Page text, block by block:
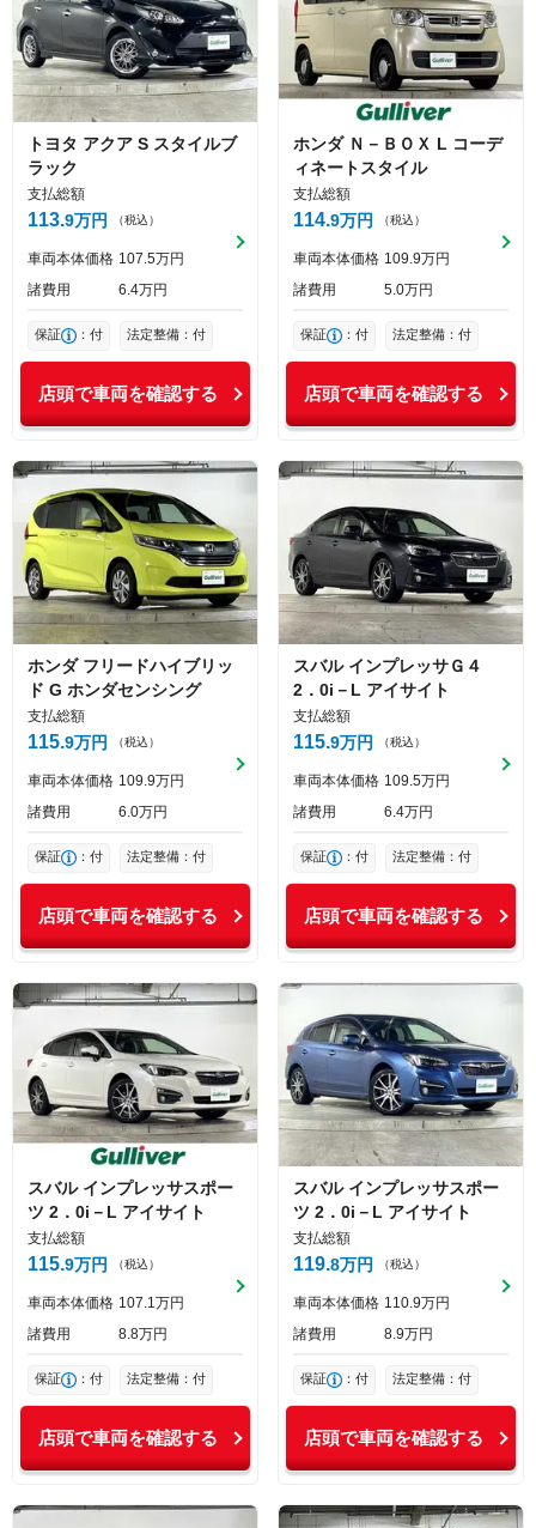
トヨタ アクア S スタイルブ
ラック
支払総額
113 9万円 （税込）
車両本体価格 107 5万円
諸費用
6 4万円
保証 ：付 法定整備：付
店頭で車両を確認する
ホンダ Ｎ－ＢＯＸ L コーデ
ィネートスタイル
支払総額
114 9万円 （税込）
車両本体価格 109 9万円
諸費用
5 0万円
保証 ：付 法定整備：付
店頭で車両を確認する
ホンダ フリードハイブリッ
ド G ホンダセンシング
支払総額
115 9万円 （税込）
車両本体価格 109 9万円
諸費用
6 0万円
保証 ：付 法定整備：付
店頭で車両を確認する
スバル インプレッサＧ４
2．0i－L アイサイト
支払総額
115 9万円 （税込）
車両本体価格 109 5万円
諸費用
6 4万円
保証 ：付 法定整備：付
店頭で車両を確認する
スバル インプレッサスポー
ツ 2．0i－L アイサイト
支払総額
115 9万円 （税込）
車両本体価格 107 1万円
諸費用
8 8万円
保証 ：付 法定整備：付
店頭で車両を確認する
スバル インプレッサスポー
ツ 2．0i－L アイサイト
支払総額
119 8万円 （税込）
車両本体価格 110 9万円
諸費用
8 9万円
保証 ：付 法定整備：付
店頭で車両を確認する